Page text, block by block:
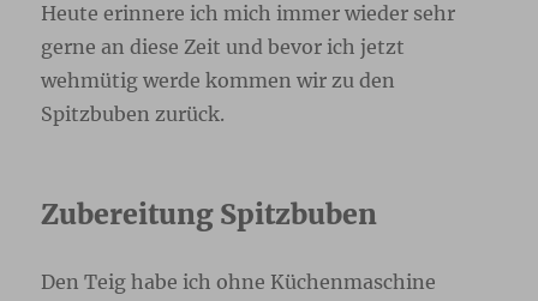
Heute erinnere ich mich immer wieder sehr
gerne an diese Zeit und bevor ich jetzt
wehmütig werde kommen wir zu den
Spitzbuben zurück.
Zubereitung Spitzbuben
Den Teig habe ich ohne Küchenmaschine